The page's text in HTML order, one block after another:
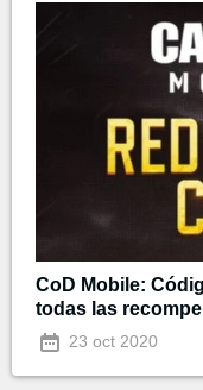
CoD Mobile:
todas las
23 oct 2020